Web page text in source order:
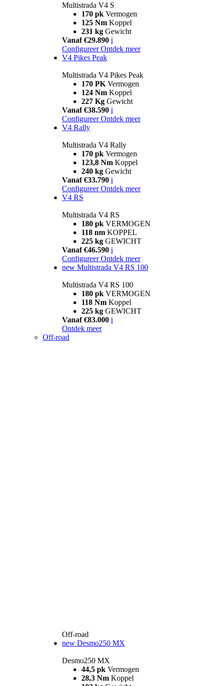
Multistrada V4 S
170 pk Vermogen
125 Nm Koppel
231 kg Gewicht
Vanaf €29.890 i
Configureer Ontdek meer
V4 Pikes Peak
Multistrada V4 Pikes Peak
170 PK Vermogen
124 Nm Koppel
227 Kg Gewicht
Vanaf €38.590 i
Configureer Ontdek meer
V4 Rally
Multistrada V4 Rally
170 pk Vermogen
123,8 Nm Koppel
240 kg Gewicht
Vanaf €33.790 i
Configureer Ontdek meer
V4 RS
Multistrada V4 RS
180 pk VERMOGEN
118 nm KOPPEL
225 kg GEWICHT
Vanaf €46.590 i
Configureer Ontdek meer
new Multistrada V4 RS 100
Multistrada V4 RS 100
180 pk VERMOGEN
118 Nm Koppel
225 kg GEWICHT
Vanaf €83.000 i
Ontdek meer
Off-road
Off-road
new Desmo250 MX
Desmo250 MX
44,5 pk Vermogen
28,3 Nm Koppel